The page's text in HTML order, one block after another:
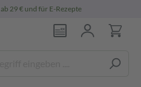
ab 29 € und für E-Rezepte